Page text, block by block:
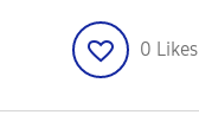
0 Likes